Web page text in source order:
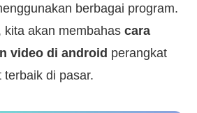
berbagai program.
kita akan membahas cara
video di android perangkat
terbaik di pasar.